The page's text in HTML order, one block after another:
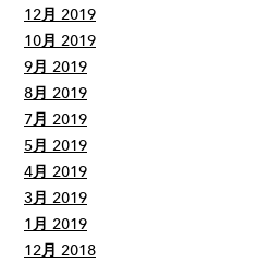
12月 2019
10月 2019
9月 2019
8月 2019
7月 2019
5月 2019
4月 2019
3月 2019
1月 2019
12月 2018